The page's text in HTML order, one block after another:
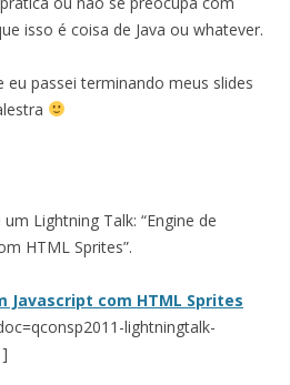
isso é coisa de Java ou whatever.
passei terminando meus slides
Lightning Talk: “Engine de
HTML Sprites”.
Javascript com HTML Sprites
lightningtalk-